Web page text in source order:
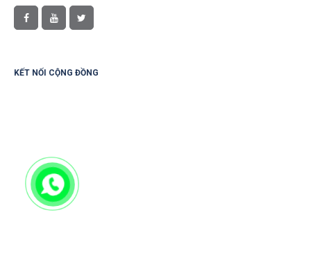
KẾT NỐI CỘNG ĐỒNG